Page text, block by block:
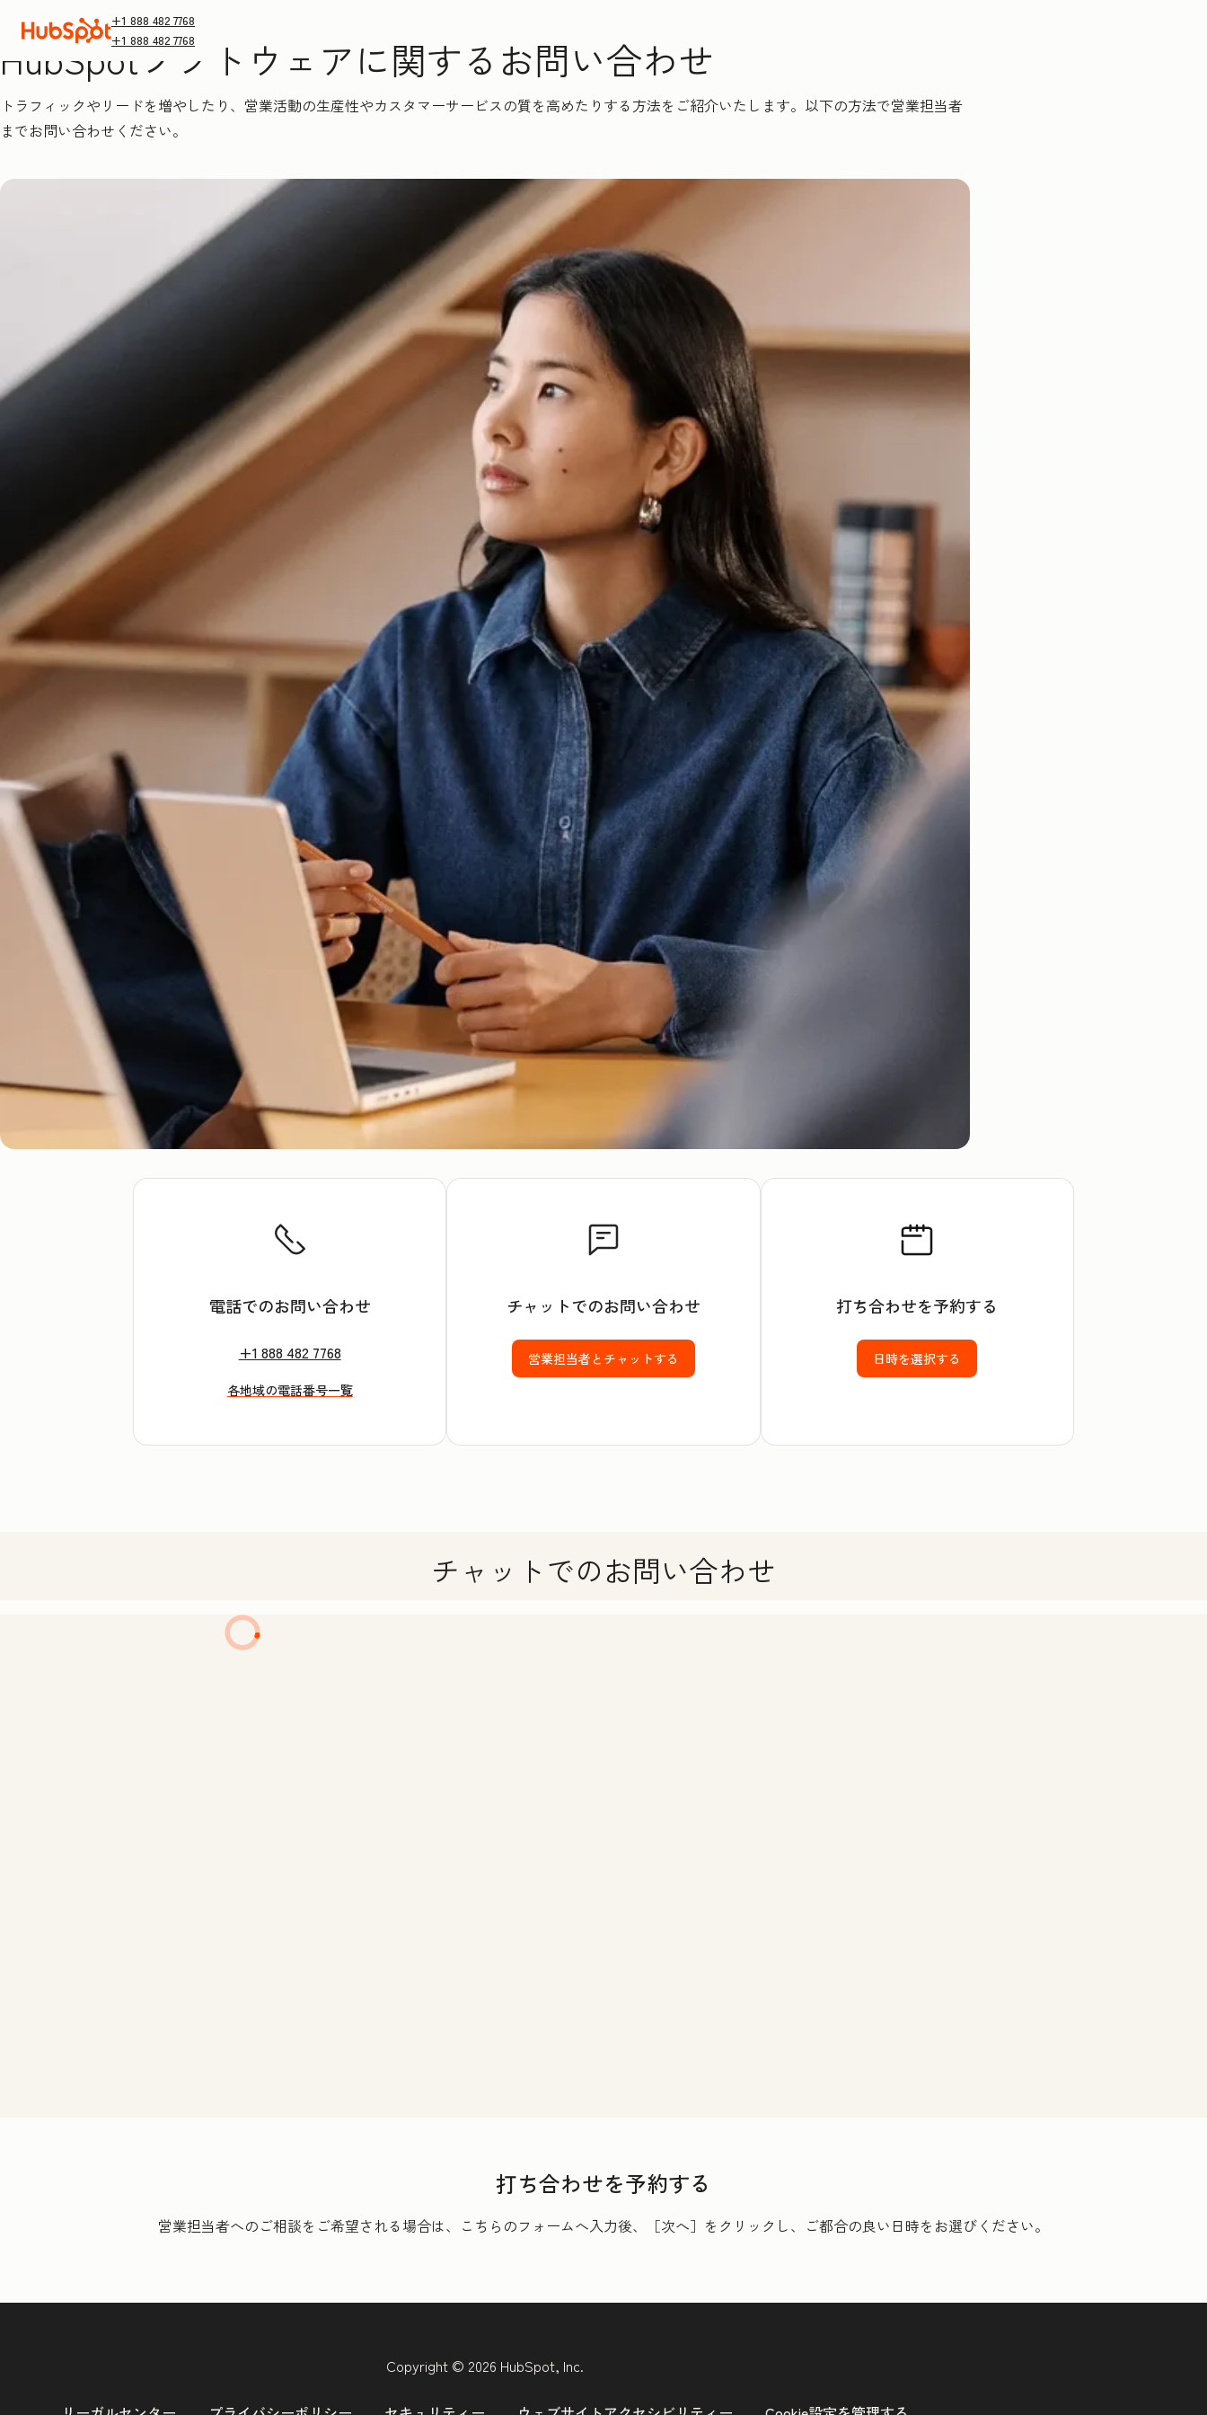
+1 888 482 7768
+1 888 482 7768
HubSpotソフトウェアに関するお問い合わせ
トラフィックやリードを増やしたり、営業活動の生産性やカスタマーサービスの質を高めたりする方法をご紹介いたします。以下の方法で営業担当者
までお問い合わせください。
電話でのお問い合わせ
+1 888 482 7768
各地域の電話番号一覧
チャットでのお問い合わせ
営業担当者とチャットする
打ち合わせを予約する
日時を選択する
チャットでのお問い合わせ
打ち合わせを予約する
営業担当者へのご相談をご希望される場合は、こちらのフォームへ入力後、［次へ］をクリックし、ご都合の良い日時をお選びください。
Copyright © 2026 HubSpot, Inc.